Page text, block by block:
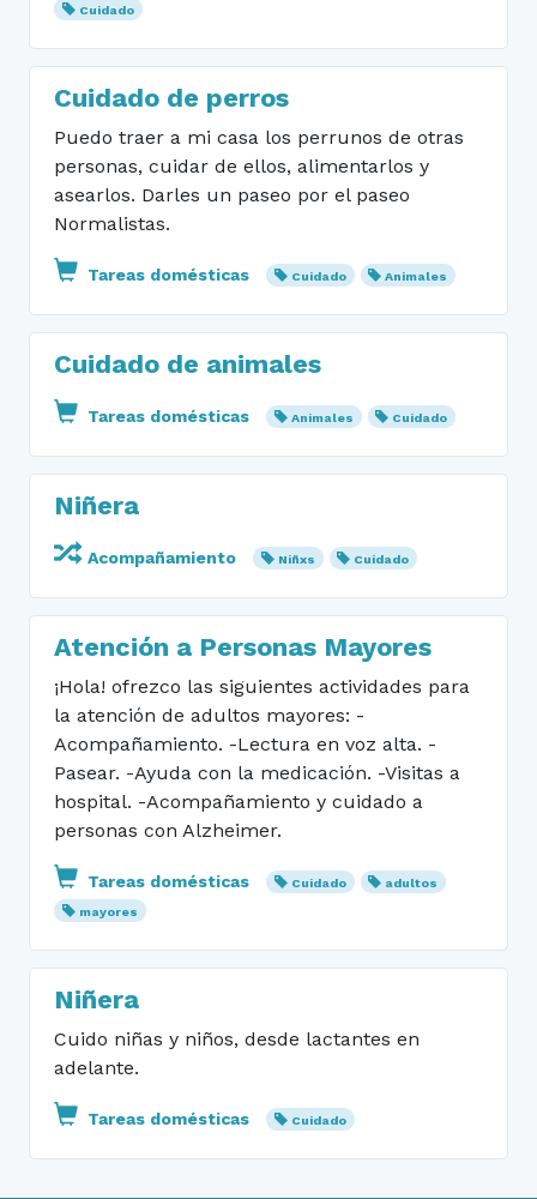
Cuidado
Cuidado de perros
Puedo traer a mi casa los perrunos de otras
personas, cuidar de ellos, alimentarlos y
asearlos. Darles un paseo por el paseo
Normalistas.
Tareas domésticas Cuidado Animales
Cuidado de animales
Tareas domésticas Animales Cuidado
Niñera
Acompañamiento Niñxs Cuidado
Atención a Personas Mayores
¡Hola! ofrezco las siguientes actividades para
la atención de adultos mayores: -
Acompañamiento. -Lectura en voz alta. -
Pasear. -Ayuda con la medicación. -Visitas a
hospital. -Acompañamiento y cuidado a
personas con Alzheimer.
Tareas domésticas Cuidado
adultos
mayores
Niñera
Cuido niñas y niños, desde lactantes en
adelante.
Tareas domésticas Cuidado